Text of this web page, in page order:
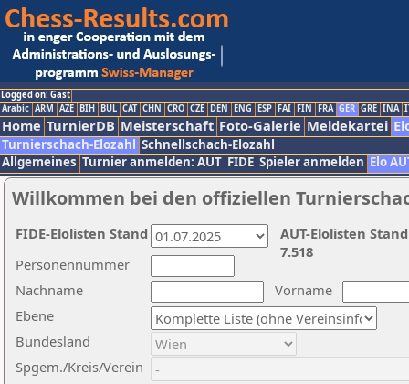
Logged on: Gast
Arabic ARM AZE BIH BUL CAT CHN CRO CZE DEN ENG ESP FAI FIN FRA GER GRE INA
Home TurnierDB Meisterschaft Foto-Galerie Meldekartei
Turnierschach-Elozahl Schnellschach-Elozahl
Allgemeines Turnier anmelden: AUT FIDE Spieler anmelden Elo
Willkommen bei den offiziellen
Nachname
Vorname
Ebene
Personennummer
Bundesland
Spgem./Kreis/Verein
AUT-Elolisten
7.518
FIDE-Elolisten Stand